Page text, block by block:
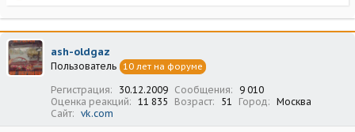
а
к
ц
и
и
ash-oldgaz
Пользователь 10 лет на форуме
Регистрация 30.12.2009 Сообщения
9 010
Оценка реакций
11 835 Возраст 51 Город
Москва
Сайт
vk.com